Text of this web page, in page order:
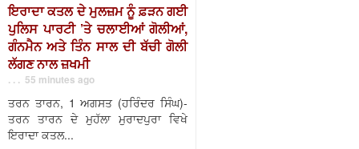
ਇਰਾਦਾ ਕਤਲ ਦੇ ਮੁਲਜ਼ਮ ਨੂੰ ਫ਼ੜਨ ਗਈ
ਪੁਲਿਸ ਪਾਰਟੀ ’ਤੇ ਚਲਾਈਆਂ ਗੋਲੀਆਂ,
ਗੰਨਮੈਨ ਅਤੇ ਤਿੰਨ ਸਾਲ ਦੀ ਬੱਚੀ ਗੋਲੀ
ਲੱਗਣ ਨਾਲ ਜ਼ਖਮੀ
. . . 55 minutes ago
ਤਰਨ ਤਾਰਨ, 1 ਅਗਸਤ (ਹਰਿੰਦਰ ਸਿੰਘ)-
ਤਰਨ ਤਾਰਨ ਦੇ ਮੁਹੱਲਾ ਮੁਰਾਦਪੁਰਾ ਵਿਖੇ
ਇਰਾਦਾ ਕਤਲ...